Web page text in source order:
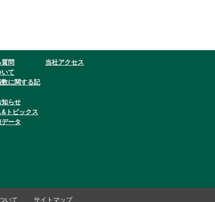
質問
て
に関する記
知らせ
&トピックス
ータ
当社アクセス
いて サイトマップ